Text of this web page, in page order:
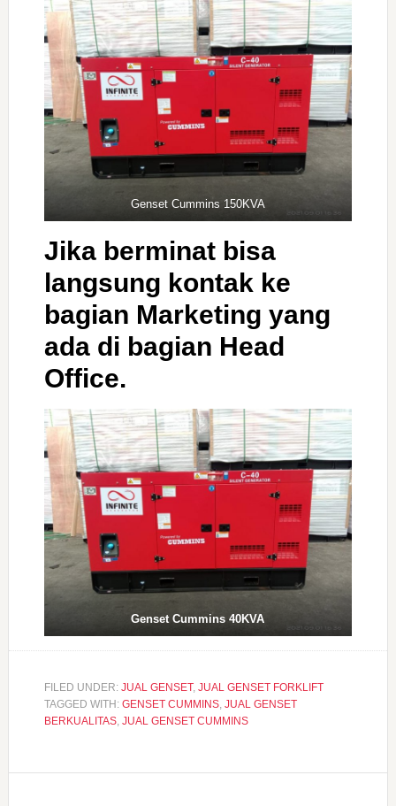
Genset Cummins 150KVA
Jika berminat bisa
langsung kontak ke
bagian Marketing yang
ada di bagian Head
Office.
Genset Cummins 40KVA
FILED UNDER: JUAL GENSET, JUAL GENSET FORKLIFT
TAGGED WITH: GENSET CUMMINS, JUAL GENSET
BERKUALITAS, JUAL GENSET CUMMINS